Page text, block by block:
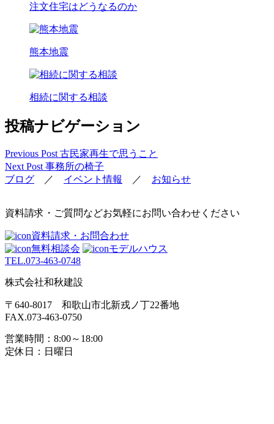
注文住宅はどうなるのか
熊本地震
相続に関する相談
投稿ナビゲーション
Previous Post古民家再生で思うこと
Next Post事務所の椅子
ブログ ／ イベント情報 ／ お知らせ
資料請求・ご質問などお気軽にお問い合わせください
資料請求・お問合わせ
無料相談会
モデルハウス
TEL.073-463-0748
株式会社和秋建設
〒640-8017 和歌山市北新戎ノ丁22番地
FAX.073-463-0750
営業時間：8:00～18:00
定休日：日曜日